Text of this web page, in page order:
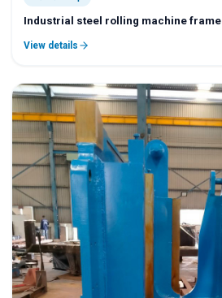
Industrial steel rolling machine frame
View details